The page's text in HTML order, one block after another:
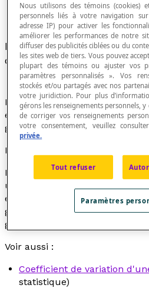
Écart entre deux valeurs
quantité variable.
Modèle mathématique qui
entre les valeurs des
graphique cartésien d'une
Note didactique
Par raccourci de langage, on
une
relation de variationd'un
exemple, il arrive que certains
graphique d'une variation
graphique d'une relation de
Voir aussi :
Coefficient de variation
statistique)
Nous utilisons des témoins (cookies)
personnels liés à votre navigation
adresse IP) pour activer les
améliorer les performances de notre
diffuser des publicités ciblées ou du
les sites web de tiers. Vous pouvez
plupart des témoins ou ajuster vos
paramètres personnalisés ». Vos
stockés et/ou partagés avec nos
votre juridiction. Pour plus
gérons les renseignements personnels, y
de corriger vos renseignements
votre consentement, veuillez
privée.
Tout refuser
Paramètres